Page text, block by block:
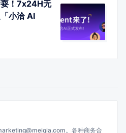
耍！7x24H无
小洽 AI
。各种商务合